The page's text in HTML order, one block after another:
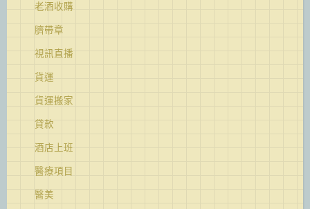
老酒收購
臍帶章
視訊直播
貨運
貨運搬家
貸款
酒店上班
醫療項目
醫美